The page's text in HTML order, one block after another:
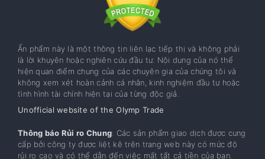
Ấn phẩm này là một thông tin liên lạc tiếp thị và không phải
là lời khuyên hoặc nghiên cứu đầu tư. Nội dung của nó thể
hiện quan điểm chung của các chuyên gia của chúng tôi và
không xem xét hoàn cảnh cá nhân, kinh nghiệm đầu tư hoặc
tình hình tài chính hiện tại của từng độc giả.
Unofficial website of the Olymp Trade
Thông báo Rủi ro Chung: Các sản phẩm giao dịch được cung
cấp bởi công ty được liệt kê trên trang web này có mức độ
rủi ro cao và có thể dẫn đến việc mất tất cả tiền của bạn.